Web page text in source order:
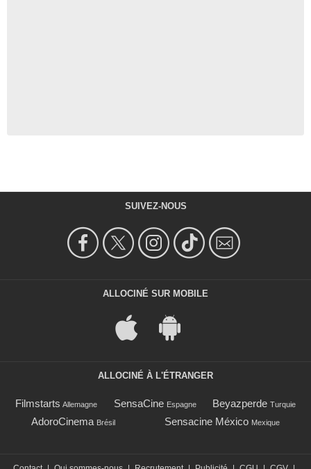
SUIVEZ-NOUS
ALLOCINÉ SUR MOBILE
ALLOCINÉ À L'ÉTRANGER
Filmstarts Allemagne SensaCine Espagne Beyazperde Turquie
AdoroCinema Brésil Sensacine México Mexique